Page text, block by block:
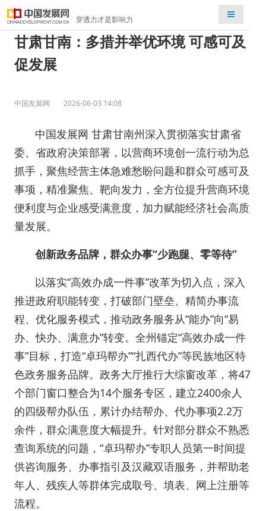
穿透力才是影响力
检索
甘肃甘南：多措并举优环境 可感可及
促发展
中国发展网 2026-06-03 14:08
中国发展网 甘肃甘南州深入贯彻落实甘肃省
委、省政府决策部署，以营商环境创一流行动为总
抓手，聚焦经营主体急难愁盼问题和群众可感可及
事项，精准聚焦、靶向发力，全方位提升营商环境
便利度与企业感受满意度，加力赋能经济社会高质
量发展。
创新政务品牌，群众办事“少跑腿、零等待”
以落实“高效办成一件事”改革为切入点，深入
推进政府职能转变，打破部门壁垒、精简办事流
程、优化服务模式，推动政务服务从“能办”向“易
办、快办、满意办”转变。全州锚定“高效办成一件
事”目标，打造“卓玛帮办”“扎西代办”等民族地区特
色政务服务品牌。政务大厅推行大综窗改革，将47
个部门窗口整合为14个服务专区，建立2400余人
的四级帮办队伍，累计办结帮办、代办事项2.2万
余件，群众满意度大幅提升。针对部分群众不熟悉
查询系统的问题，“卓玛帮办”专职人员第一时间提
供咨询服务、办事指引及汉藏双语服务，并帮助老
年人、残疾人等群体完成取号、填表、网上注册等
流程。